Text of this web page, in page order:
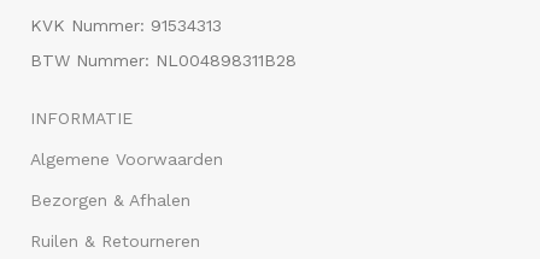
KVK Nummer: 91534313
BTW Nummer: NL004898311B28
INFORMATIE
Algemene Voorwaarden
Bezorgen & Afhalen
Ruilen & Retourneren